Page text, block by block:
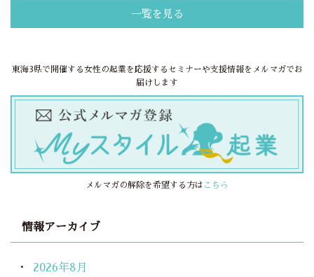
一覧を見る
東海3県で開催する女性の起業を応援するセミナーや支援情報をメルマガでお
届けします
メルマガの解除を希望する方は こちら
情報アーカイブ
2026年8月